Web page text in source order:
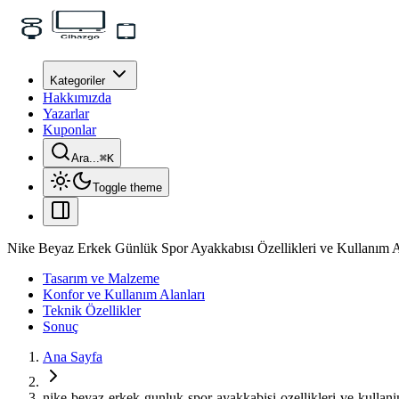
Kategoriler
Hakkımızda
Yazarlar
Kuponlar
Ara...⌘K
Toggle theme
Nike Beyaz Erkek Günlük Spor Ayakkabısı Özellikleri ve Kullanım
Tasarım ve Malzeme
Konfor ve Kullanım Alanları
Teknik Özellikler
Sonuç
Ana Sayfa